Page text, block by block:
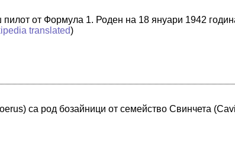
от Формула 1. Роден на 18 януари 1942
translated)
са род бозайници от семейство Свинчета